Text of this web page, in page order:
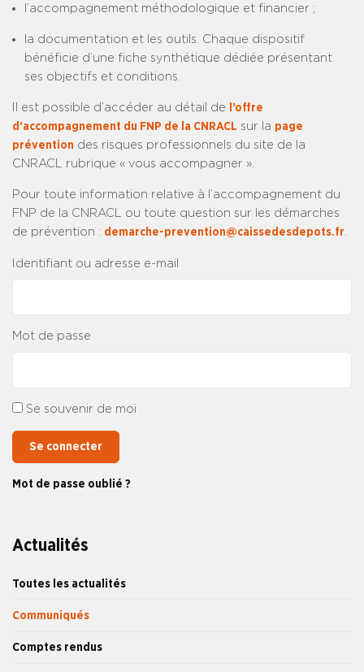
Actualités
Toutes les actualités
Communiqués
Comptes rendus
l’accompagnement méthodologique et financier ;
la documentation et les outils. Chaque dispositif
bénéficie d’une fiche synthétique dédiée présentant
ses objectifs et conditions.
Il est possible d’accéder au détail de l’offre
d’accompagnement du FNP de la CNRACL sur la page
prévention des risques professionnels du site de la
CNRACL rubrique « vous accompagner ».
Pour toute information relative à l’accompagnement du
FNP de la CNRACL ou toute question sur les démarches
de prévention : demarche-prevention@caissedesdepots.fr
Identifiant ou adresse e-mail
Mot de passe
Se souvenir de moi
Se connecter
Mot de passe oublié ?